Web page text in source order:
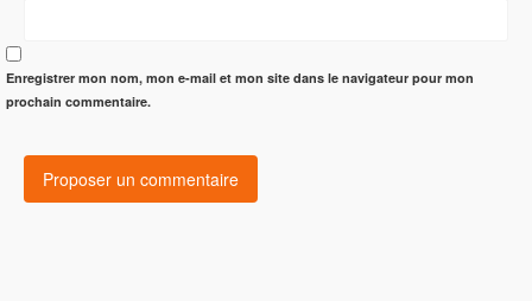
Enregistrer mon nom, mon e-mail et mon site dans le navigateur pour mon
prochain commentaire.